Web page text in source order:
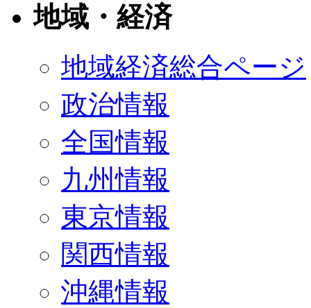
地域・経済
地域経済総合ページ
政治情報
全国情報
九州情報
東京情報
関西情報
沖縄情報